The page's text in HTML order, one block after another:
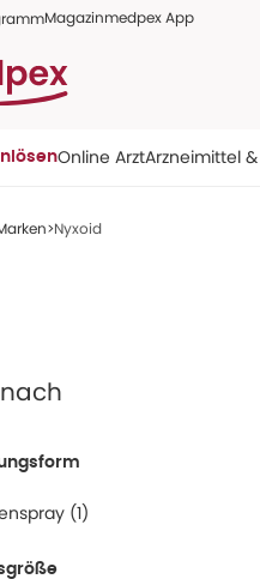
Magazinmedpex App
Online ArztArzneimittel
Nyxoid
(1)